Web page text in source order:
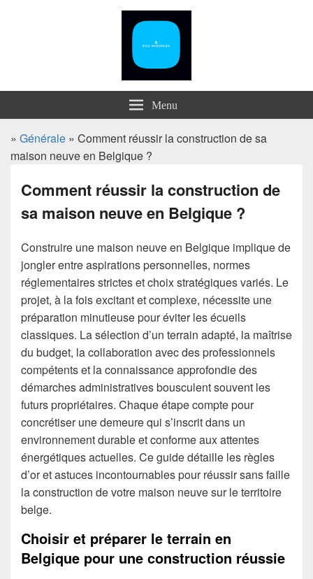
Menu
» Générale » Comment réussir la construction de sa
maison neuve en Belgique ?
Comment réussir la construction de
sa maison neuve en Belgique ?
Construire une maison neuve en Belgique implique de
jongler entre aspirations personnelles, normes
réglementaires strictes et choix stratégiques variés. Le
projet, à la fois excitant et complexe, nécessite une
préparation minutieuse pour éviter les écueils
classiques. La sélection d’un terrain adapté, la maîtrise
du budget, la collaboration avec des professionnels
compétents et la connaissance approfondie des
démarches administratives bousculent souvent les
futurs propriétaires. Chaque étape compte pour
concrétiser une demeure qui s’inscrit dans un
environnement durable et conforme aux attentes
énergétiques actuelles. Ce guide détaille les règles
d’or et astuces incontournables pour réussir sans faille
la construction de votre maison neuve sur le territoire
belge.
Choisir et préparer le terrain en
Belgique pour une construction réussie